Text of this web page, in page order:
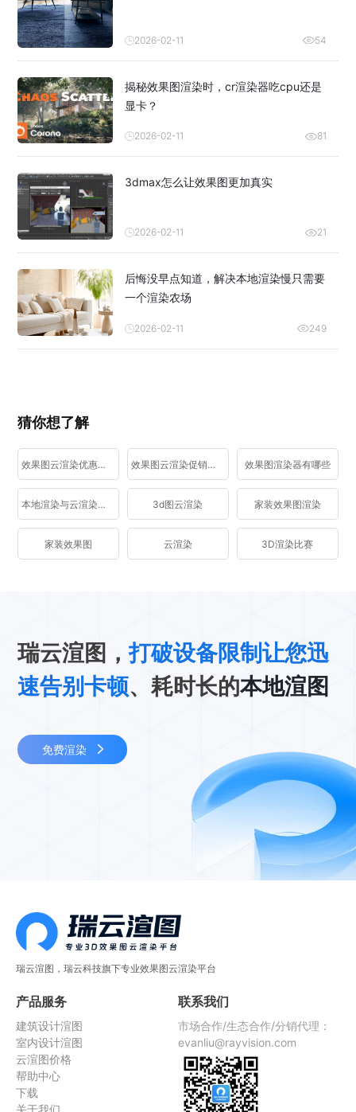
2026-02-11 54
揭秘效果图渲染时，cr渲染器吃cpu还是
显卡？
2026-02-11 81
3dmax怎么让效果图更加真实
2026-02-11 21
后悔没早点知道，解决本地渲染慢只需要
一个渲染农场
2026-02-11 249
猜你想了解
效果图云渲染优惠活动 效果图云渲染促销活动 效果图渲染器有哪些
本地渲染与云渲染区别 3d图云渲染 家装效果图渲染
家装效果图 云渲染 3D渲染比赛
瑞云渲图，打破设备限制让您迅
速告别卡顿、耗时长的本地渲图
免费渲染
瑞云渲图，瑞云科技旗下专业效果图云渲染平台
产品服务
建筑设计渲图
室内设计渲图
云渲图价格
帮助中心
下载
关于我们
联系我们
市场合作/生态合作/分销代理：
evanliu@rayvision.com